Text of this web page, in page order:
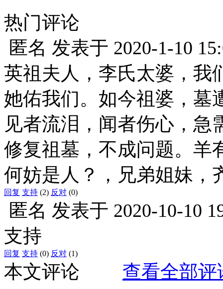
热门评论
匿名 发表于 2020-1-10
英祖夫人，李氏太婆，我
她佑我们。如今祖婆，墓
见者流泪，闻者伤心，急
修复祖墓，不成问题。羊
何妨是人？，兄弟姐妹，
回复 支持 (2) 反对 (0)
匿名 发表于 2020-10-10
支持
回复 支持 (0) 反对 (1)
本文评论 查看全部评